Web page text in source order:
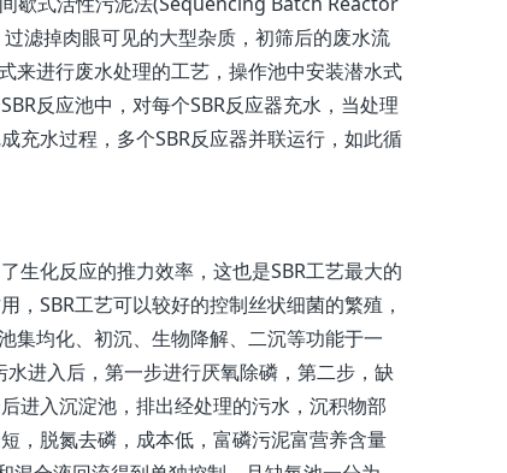
滤掉肉眼可见的大型杂质，初筛后的废水流
来进行废水处理的工艺，操作池中安装潜水式
反应池中，对每个SBR反应器充水，当处理
充水过程，多个SBR反应器并联运行，如此循
化反应的推力效率，这也是SBR工艺最大的
SBR工艺可以较好的控制丝状细菌的繁殖，
集均化、初沉、生物降解、二沉等功能于一
进入后，第一步进行厌氧除磷，第二步，缺
进入沉淀池，排出经处理的污水，沉积物部
，脱氮去磷，成本低，富磷污泥富营养含量